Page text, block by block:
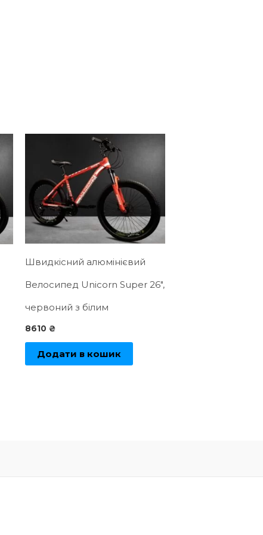
Швидкісний алюмінієвий
Велосипед Unicorn Super 26″,
червоний з білим
8610 ₴
Додати в кошик